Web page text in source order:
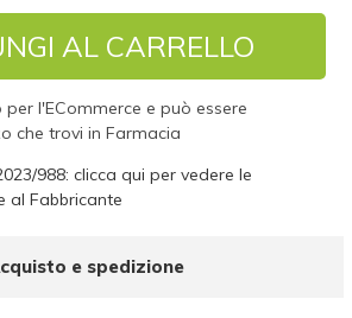
AL CARRELLO
per l'ECommerce e può essere
che trovi in Farmacia
988: clicca qui per vedere le
al Fabbricante
e spedizione